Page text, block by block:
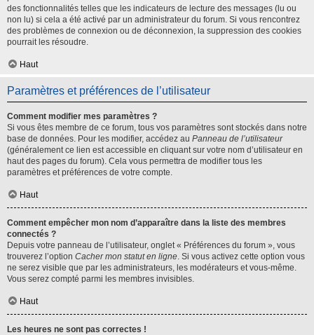
des fonctionnalités telles que les indicateurs de lecture des messages (lu ou
non lu) si cela a été activé par un administrateur du forum. Si vous rencontrez
des problèmes de connexion ou de déconnexion, la suppression des cookies
pourrait les résoudre.
Haut
Paramètres et préférences de l’utilisateur
Comment modifier mes paramètres ?
Si vous êtes membre de ce forum, tous vos paramètres sont stockés dans notre
base de données. Pour les modifier, accédez au Panneau de l’utilisateur
(généralement ce lien est accessible en cliquant sur votre nom d’utilisateur en
haut des pages du forum). Cela vous permettra de modifier tous les
paramètres et préférences de votre compte.
Haut
Comment empêcher mon nom d’apparaître dans la liste des membres
connectés ?
Depuis votre panneau de l’utilisateur, onglet « Préférences du forum », vous
trouverez l’option Cacher mon statut en ligne. Si vous activez cette option vous
ne serez visible que par les administrateurs, les modérateurs et vous-même.
Vous serez compté parmi les membres invisibles.
Haut
Les heures ne sont pas correctes !